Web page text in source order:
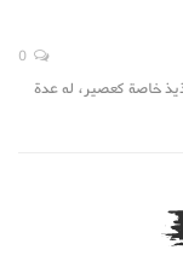
خاصة كعصير، له عدة